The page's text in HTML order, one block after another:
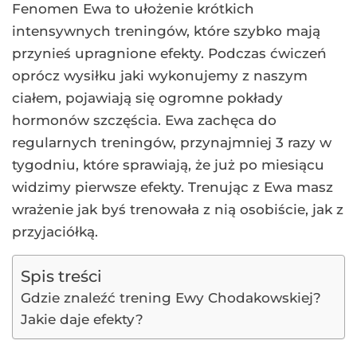
Fenomen Ewa to ułożenie krótkich
intensywnych treningów, które szybko mają
przynieś upragnione efekty. Podczas ćwiczeń
oprócz wysiłku jaki wykonujemy z naszym
ciałem, pojawiają się ogromne pokłady
hormonów szczęścia. Ewa zachęca do
regularnych treningów, przynajmniej 3 razy w
tygodniu, które sprawiają, że już po miesiącu
widzimy pierwsze efekty. Trenując z Ewa masz
wrażenie jak byś trenowała z nią osobiście, jak z
przyjaciółką.
Spis treści
Gdzie znaleźć trening Ewy Chodakowskiej?
Jakie daje efekty?